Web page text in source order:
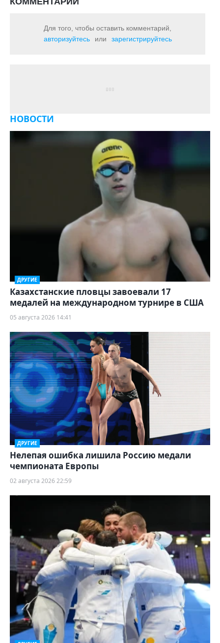
Для того, чтобы оставить комментарий,
авторизуйтесь
или зарегистрируйтесь
НОВОСТИ
ДРУГИЕ
Казахстанские пловцы завоевали 17
медалей на международном турнире в США
05 августа 2026 14:41
ДРУГИЕ
Нелепая ошибка лишила Россию медали
чемпионата Европы
02 августа 2026 22:59